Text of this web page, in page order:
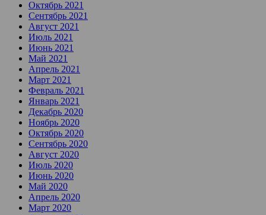
Октябрь 2021
Сентябрь 2021
Август 2021
Июль 2021
Июнь 2021
Май 2021
Апрель 2021
Март 2021
Февраль 2021
Январь 2021
Декабрь 2020
Ноябрь 2020
Октябрь 2020
Сентябрь 2020
Август 2020
Июль 2020
Июнь 2020
Май 2020
Апрель 2020
Март 2020